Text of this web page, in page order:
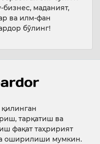
бизнес, маданият,
ва илм-фан
бўлинг!
қилинган
тарқатиш ва
фақат таҳририят
оширилиши мумкин.